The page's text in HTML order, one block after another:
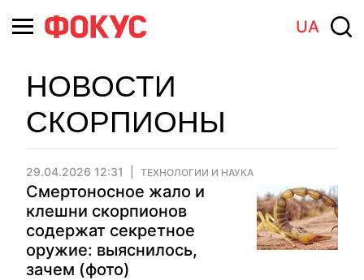
UA
НОВОСТИ
СКОРПИОНЫ
29.04.2026 12:31 ТЕХНОЛОГИИ И НАУКА
Смертоносное жало и
клешни скорпионов
содержат секретное
оружие: выяснилось,
зачем (фото)